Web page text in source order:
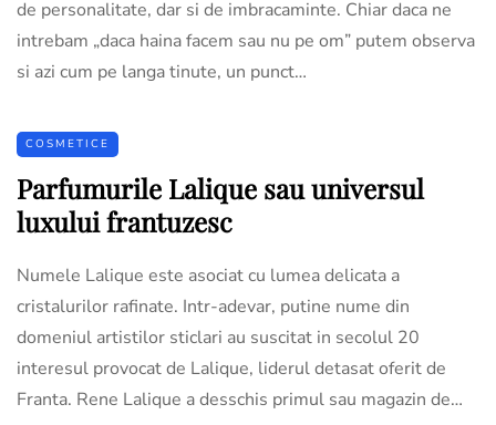
de personalitate, dar si de imbracaminte. Chiar daca ne
intrebam „daca haina facem sau nu pe om” putem observa
si azi cum pe langa tinute, un punct…
COSMETICE
Parfumurile Lalique sau universul
luxului frantuzesc
Numele Lalique este asociat cu lumea delicata a
cristalurilor rafinate. Intr-adevar, putine nume din
domeniul artistilor sticlari au suscitat in secolul 20
interesul provocat de Lalique, liderul detasat oferit de
Franta. Rene Lalique a desschis primul sau magazin de…